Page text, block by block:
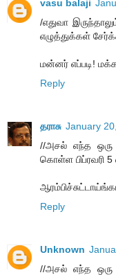
vasu balaji
/எதுவா
எழுத்துக்கள்
மன்னர் எப்படி!
Reply
தராசு January
//அசல் எந்த ஒரு
கொள்ள பிப்ரவரி
Reply
Unknown
//அசல் எந்த ஒரு